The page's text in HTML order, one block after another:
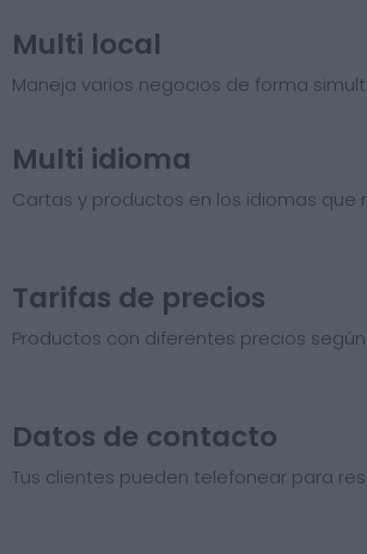
Multi local
Maneja varios negocios de forma
Multi idioma
Cartas y productos en los idiomas que
Tarifas de precios​
Productos con diferentes precios
Datos de contacto
Tus clientes pueden telefonear para